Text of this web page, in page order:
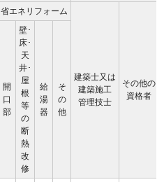
省エネリフォーム
建築士又は
建築施工
管理技士
その他の
資格者
開
口
部
壁･
床･
天
井･
屋
根
等
の
断
熱
改
修
給
湯
器
そ
の
他